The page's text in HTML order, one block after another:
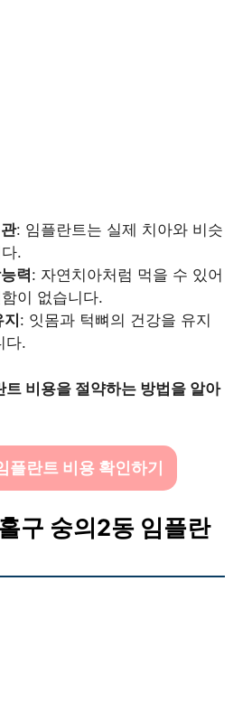
: 임플란트는 실제 치아와 비슷
.
력: 자연치아처럼 먹을 수 있어
이 없습니다.
: 잇몸과 턱뼈의 건강을 유지
다.
트 비용을 절약하는 방법을 알아
플란트 비용 확인하기
구 숭의2동 임플란